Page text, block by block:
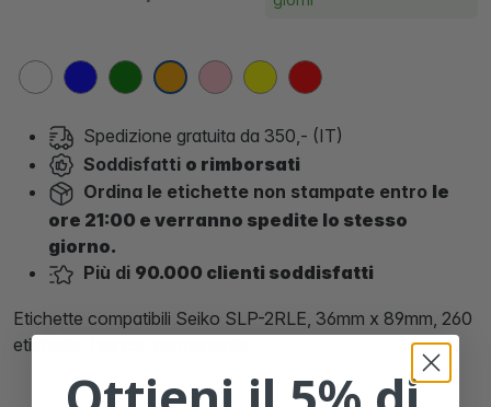
Spedizione gratuita da 350,- (IT)
Soddisfatti o rimborsati
Ordina le etichette non stampate entro le
ore 21:00 e verranno spedite lo stesso
giorno.
Più di 90.000 clienti soddisfatti
Etichette compatibili Seiko SLP-2RLE, 36mm x 89mm, 260
etichette, bianco, permanente